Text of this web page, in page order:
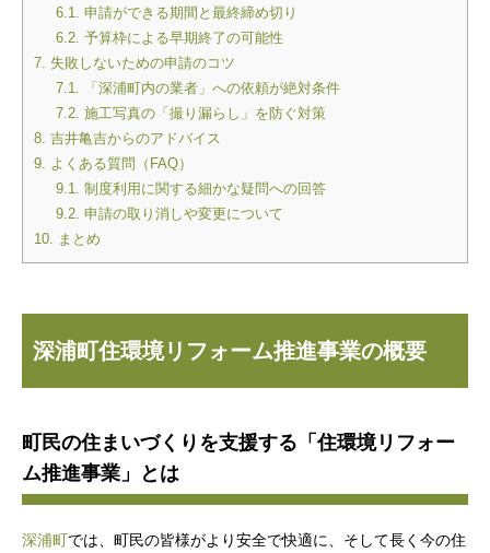
6.1. 申請ができる期間と最終締め切り
6.2. 予算枠による早期終了の可能性
7. 失敗しないための申請のコツ
7.1. 「深浦町内の業者」への依頼が絶対条件
7.2. 施工写真の「撮り漏らし」を防ぐ対策
8. 吉井亀吉からのアドバイス
9. よくある質問（FAQ）
9.1. 制度利用に関する細かな疑問への回答
9.2. 申請の取り消しや変更について
10. まとめ
深浦町住環境リフォーム推進事業の概要
町民の住まいづくりを支援する「住環境リフォー
ム推進事業」とは
深浦町では、町民の皆様がより安全で快適に、そして長く今の住